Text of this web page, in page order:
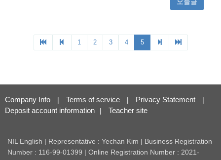
Company Info | Terms of service | Privacy Statement |
Deposit account information | Teacher site
NIL English | Representative : Yechan Kim | Business Registration
Number : 116-99-01399 | Online Registration Number : 2021-